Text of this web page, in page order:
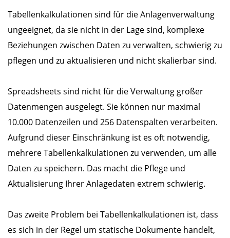
Tabellenkalkulationen sind für die Anlagenverwaltung
ungeeignet, da sie nicht in der Lage sind, komplexe
Beziehungen zwischen Daten zu verwalten, schwierig zu
pflegen und zu aktualisieren und nicht skalierbar sind.
Spreadsheets sind nicht für die Verwaltung großer
Datenmengen ausgelegt. Sie können nur maximal
10.000 Datenzeilen und 256 Datenspalten verarbeiten.
Aufgrund dieser Einschränkung ist es oft notwendig,
mehrere Tabellenkalkulationen zu verwenden, um alle
Daten zu speichern. Das macht die Pflege und
Aktualisierung Ihrer Anlagedaten extrem schwierig.
Das zweite Problem bei Tabellenkalkulationen ist, dass
es sich in der Regel um statische Dokumente handelt,